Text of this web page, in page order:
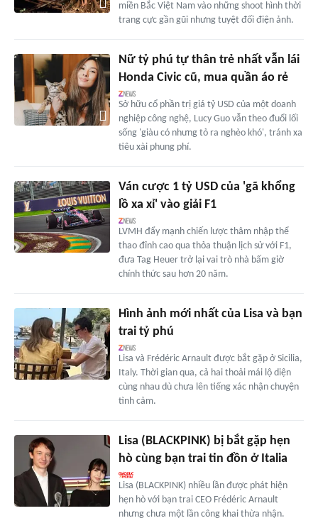
miền Bắc Việt Nam vào những shoot hình thời
trang cực gần gũi nhưng tuyệt đối điện ảnh.
Nữ tỷ phú tự thân trẻ nhất vẫn lái
Honda Civic cũ, mua quần áo rẻ
Sở hữu cổ phần trị giá tỷ USD của một doanh
nghiệp công nghệ, Lucy Guo vẫn theo đuổi lối
sống 'giàu có nhưng tỏ ra nghèo khó', tránh xa
tiêu xài phung phí.
Ván cược 1 tỷ USD của 'gã khổng
lồ xa xỉ' vào giải F1
LVMH đẩy mạnh chiến lược thâm nhập thể
thao đỉnh cao qua thỏa thuận lịch sử với F1,
đưa Tag Heuer trở lại vai trò nhà bấm giờ
chính thức sau hơn 20 năm.
Hình ảnh mới nhất của Lisa và bạn
trai tỷ phú
Lisa và Frédéric Arnault được bắt gặp ở Sicilia,
Italy. Thời gian qua, cả hai thoải mái lộ diện
cùng nhau dù chưa lên tiếng xác nhận chuyện
tình cảm.
Lisa (BLACKPINK) bị bắt gặp hẹn
hò cùng bạn trai tin đồn ở Italia
Lisa (BLACKPINK) nhiều lần được phát hiện
hẹn hò với bạn trai CEO Frédéric Arnault
nhưng chưa một lần công khai thừa nhận.